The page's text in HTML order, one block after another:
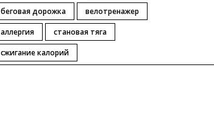
беговая дорожка
велотренажер
аллергия
становая тяга
сжигание калорий